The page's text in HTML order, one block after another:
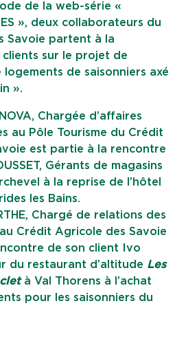
de la web-série «
», deux collaborateurs du
Savoie partent à la
sur le projet de
de saisonniers axé
».
Chargée d’affaires
au Pôle Tourisme du Crédit
est partie à la rencontre
Gérants de magasins
à la reprise de l’hôtel
les Bains.
Chargé de relations des
Crédit Agricole des Savoie
de son client Ivo
du restaurant d’altitude Les
à Val Thorens à l’achat
pour les saisonniers du